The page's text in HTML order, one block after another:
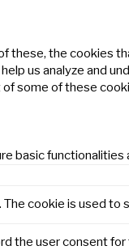
the cookies
us analyze and
some of these
basic
cookie is used
the user consent